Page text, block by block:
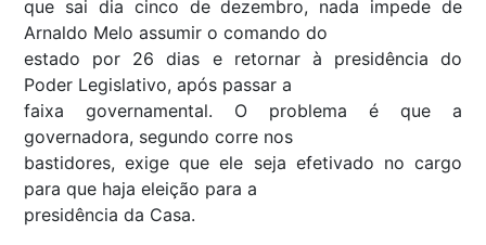
que sai dia cinco de dezembro, nada impede de
Arnaldo Melo assumir o comando do
estado por 26 dias e retornar à presidência do
Poder Legislativo, após passar a
faixa governamental. O problema é que a
governadora, segundo corre nos
bastidores, exige que ele seja efetivado no cargo
para que haja eleição para a
presidência da Casa.